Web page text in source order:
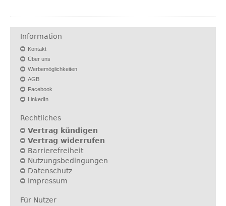
Information
Kontakt
Über uns
Werbemöglichkeiten
AGB
Facebook
LinkedIn
Rechtliches
Vertrag kündigen
Vertrag widerrufen
Barrierefreiheit
Nutzungsbedingungen
Datenschutz
Impressum
Für Nutzer